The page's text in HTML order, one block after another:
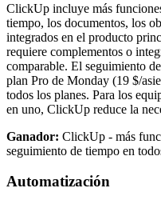
ClickUp incluye más
tiempo, los documentos, los
integrados en el producto
requiere complementos o
comparable. El seguimiento
plan Pro de Monday (19 $/
todos los planes. Para los
en uno, ClickUp reduce la
Ganador: ClickUp - más
seguimiento de tiempo en
Automatización